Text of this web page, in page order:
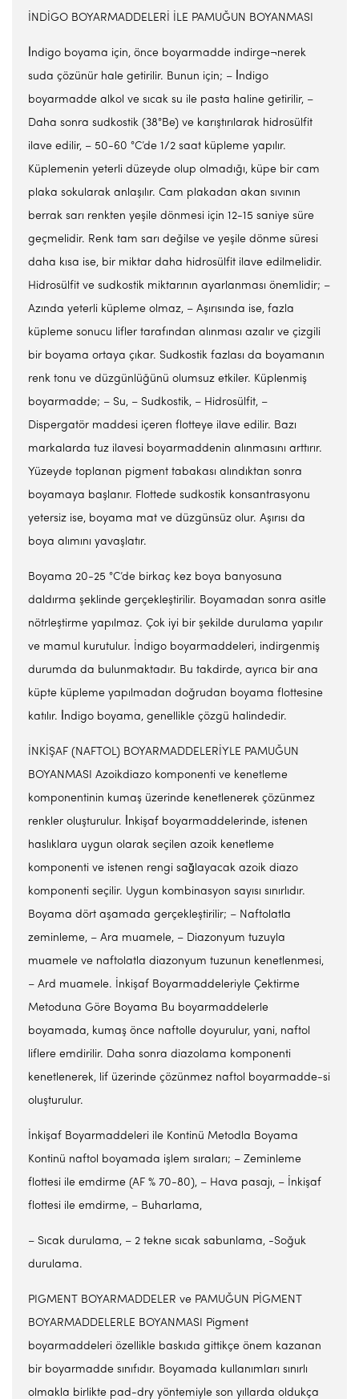
İNDİGO BOYARMADDELERİ İLE PAMUĞUN BOYANMASI
İ̇ndigo boyama için, önce boyarmadde indirge¬nerek
suda çözünür hale getirilir. Bunun için; – İ̇ndigo
boyarmadde alkol ve sıcak su ile pasta haline getirilir, –
Daha sonra sudkostik (38°Be) ve karıştırılarak hidrosülfit
ilave edilir, – 50-60 °C’de 1/2 saat küpleme yapılır.
Küplemenin yeterli düzeyde olup olmadığı, küpe bir cam
plaka sokularak anlaşılır. Cam plakadan akan sıvının
berrak sarı renkten yeşile dönmesi için 12-15 saniye süre
geçmelidir. Renk tam sarı değilse ve yeşile dönme süresi
daha kısa ise, bir miktar daha hidrosülfit ilave edilmelidir.
Hidrosülfit ve sudkostik miktarının ayarlanması önemlidir; –
Azında yeterli küpleme olmaz, – Aşırısında ise, fazla
küpleme sonucu lifler tarafından alınması azalır ve çizgili
bir boyama ortaya çıkar. Sudkostik fazlası da boyamanın
renk tonu ve düzgünlüğünü olumsuz etkiler. Küplenmiş
boyarmadde; – Su, – Sudkostik, – Hidrosülfit, –
Dispergatör maddesi içeren flotteye ilave edilir. Bazı
markalarda tuz ilavesi boyarmaddenin alınmasını arttırır.
Yüzeyde toplanan pigment tabakası alındıktan sonra
boyamaya başlanır. Flottede sudkostik konsantrasyonu
yetersiz ise, boyama mat ve düzgünsüz olur. Aşırısı da
boya alımını yavaşlatır.
Boyama 20-25 °C’de birkaç kez boya banyosuna
daldırma şeklinde gerçekleştirilir. Boyamadan sonra asitle
nötrleştirme yapılmaz. Çok iyi bir şekilde durulama yapılır
ve mamul kurutulur. İndigo boyarmaddeleri, indirgenmiş
durumda da bulunmaktadır. Bu takdirde, ayrıca bir ana
küpte küpleme yapılmadan doğrudan boyama flottesine
katılır. İ̇ndigo boyama, genellikle çözgü halindedir.
İNKİŞAF (NAFTOL) BOYARMADDELERİYLE PAMUĞUN
BOYANMASI Azoikdiazo komponenti ve kenetleme
komponentinin kumaş üzerinde kenetlenerek çözünmez
renkler oluşturulur. İ̇nkişaf boyarmaddelerinde, istenen
haslıklara uygun olarak seçilen azoik kenetleme
komponenti ve istenen rengi sağ̆layacak azoik diazo
komponenti seçilir. Uygun kombinasyon sayısı sınırlıdır.
Boyama dört aşamada gerçekleştirilir; – Naftolatla
zeminleme, – Ara muamele, – Diazonyum tuzuyla
muamele ve naftolatla diazonyum tuzunun kenetlenmesi,
– Ard muamele. İnkişaf Boyarmaddeleriyle Çektirme
Metoduna Göre Boyama Bu boyarmaddelerle
boyamada, kumaş önce naftolle doyurulur, yani, naftol
liflere emdirilir. Daha sonra diazolama komponenti
kenetlenerek, lif üzerinde çözünmez naftol boyarmadde-si
oluşturulur.
İnkişaf Boyarmaddeleri ile Kontinü Metodla Boyama
Kontinü naftol boyamada işlem sıraları; – Zeminleme
flottesi ile emdirme (AF % 70-80), – Hava pasajı, – İnkişaf
flottesi ile emdirme, – Buharlama,
– Sıcak durulama, – 2 tekne sıcak sabunlama, -Soğuk
durulama.
PIGMENT BOYARMADDELER ve PAMUĞUN PİGMENT
BOYARMADDELERLE BOYANMASI Pigment
boyarmaddeleri özellikle baskıda gittikçe önem kazanan
bir boyarmadde sınıfıdır. Boyamada kullanımları sınırlı
olmakla birlikte pad-dry yöntemiyle son yıllarda oldukça